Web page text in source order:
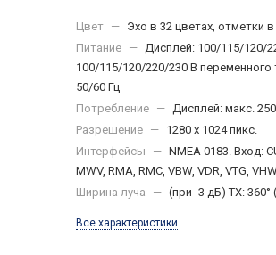
Цвет — Эхо в 32 цветах, отметки в
Питание — Дисплей: 100/115/120/
100/115/120/220/230 В переменного
50/60 Гц
Потребление — Дисплей: макс.
Разрешение — 1280 x 1024 пикс.
Интерфейсы
— NMEA 0183. Вход:
MWV, RMA, RMC, VBW, VDR, VTG,
Ширина луча
— (при -3 дБ) TX: 360°
Все характеристики